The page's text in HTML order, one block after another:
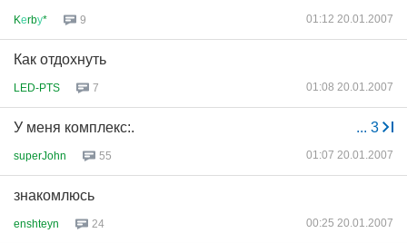
Kеrbу* 9 01:12 20.01.2007
Как отдохнуть
LED-PTS 7 01:08 20.01.2007
... 3
У меня комплекс:.
superJohn 55 01:07 20.01.2007
знакомлюсь
enshteyn 24 00:25 20.01.2007